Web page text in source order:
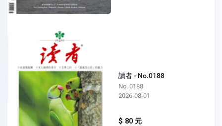
讀者 - No.0188
No. 0188
2026-08-01
$ 80 元